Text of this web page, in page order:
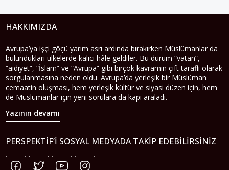
HAKKIMIZDA
Avrupa’ya işçi göçü yarım asrı ardında bırakırken Müslümanlar da
bulundukları ülkelerde kalıcı hâle geldiler. Bu durum “vatan”,
“aidiyet”, “İslam” ve “Avrupa” gibi birçok kavramın çift taraflı olarak
sorgulanmasına neden oldu. Avrupa’da yerleşik bir Müslüman
cemaatin oluşması, hem yerleşik kültür ve siyasi düzen için, hem
de Müslümanlar için yeni sorulara da kapı araladı.
Yazının devamı
PERSPEKTIF’I SOSYAL MEDYADA TAKIP EDEBILIRSINIZ